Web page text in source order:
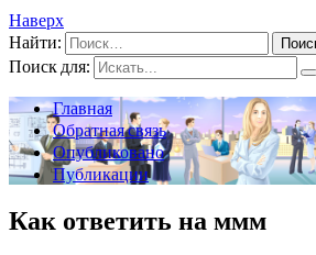
Наверх
Найти:
Поиск для:
Главная
Обратная связь
Опубликовано
Публикации
Как ответить на ммм